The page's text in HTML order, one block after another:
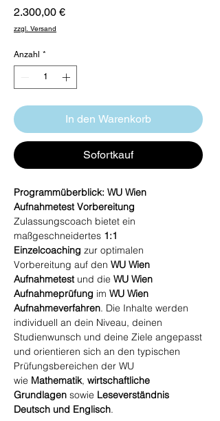
2.300,00 €Preis
zzgl. Versand
Anzahl *
In den Warenkorb
Sofortkauf
Programmüberblick: WU Wien
Aufnahmetest Vorbereitung
Zulassungscoach bietet ein
maßgeschneidertes 1:1
Einzelcoaching zur optimalen
Vorbereitung auf den WU Wien
Aufnahmetest und die WU Wien
Aufnahmeprüfung im WU Wien
Aufnahmeverfahren. Die Inhalte werden
individuell an dein Niveau, deinen
Studienwunsch und deine Ziele angepasst
und orientieren sich an den typischen
Prüfungsbereichen der WU
wie Mathematik, wirtschaftliche
Grundlagen sowie Leseverständnis
Deutsch und Englisch.